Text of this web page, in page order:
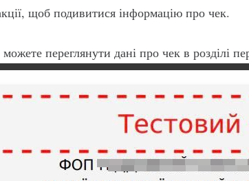
щоб подивитися інформацію про чек.
переглянути дані про чек в розділі